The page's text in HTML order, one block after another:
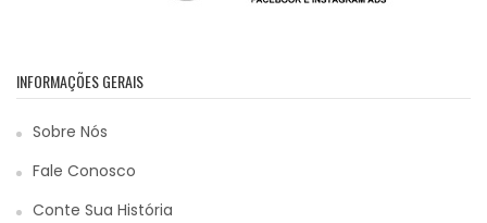
INFORMAÇÕES GERAIS
Sobre Nós
Fale Conosco
Conte Sua História